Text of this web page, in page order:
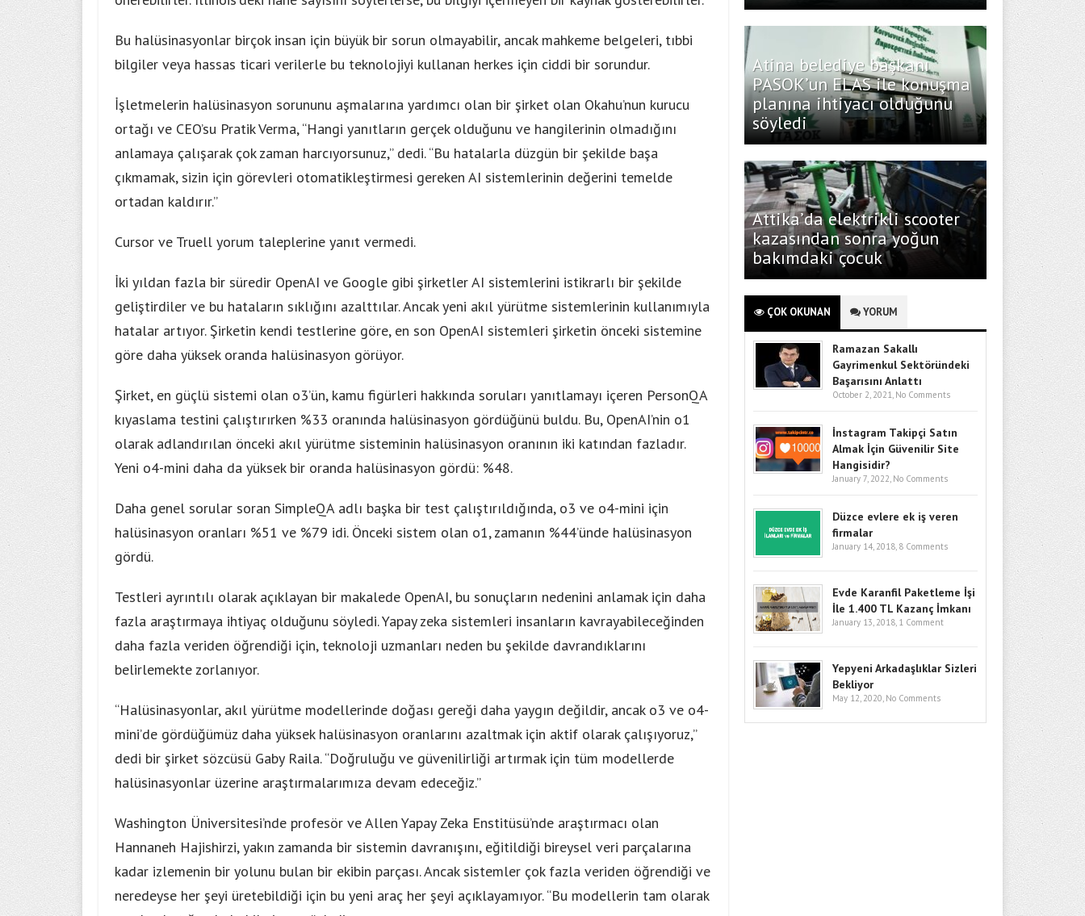
Bu halüsinasyonlar birçok insan için büyük bir sorun olmayabilir, ancak mahkeme belgeleri, tıbbi
bilgiler veya hassas ticari verilerle bu teknolojiyi kullanan herkes için ciddi bir sorundur.
İşletmelerin halüsinasyon sorununu aşmalarına yardımcı olan bir şirket olan Okahu’nun kurucu
ortağı ve CEO’su Pratik Verma, “Hangi yanıtların gerçek olduğunu ve hangilerinin olmadığını
anlamaya çalışarak çok zaman harcıyorsunuz,” dedi. “Bu hatalarla düzgün bir şekilde başa
çıkmamak, sizin için görevleri otomatikleştirmesi gereken AI sistemlerinin değerini temelde
ortadan kaldırır.”
Cursor ve Truell yorum taleplerine yanıt vermedi.
İki yıldan fazla bir süredir OpenAI ve Google gibi şirketler AI sistemlerini istikrarlı bir şekilde
geliştirdiler ve bu hataların sıklığını azalttılar. Ancak yeni akıl yürütme sistemlerinin kullanımıyla
hatalar artıyor. Şirketin kendi testlerine göre, en son OpenAI sistemleri şirketin önceki sistemine
göre daha yüksek oranda halüsinasyon görüyor.
Şirket, en güçlü sistemi olan o3’ün, kamu figürleri hakkında soruları yanıtlamayı içeren PersonQA
kıyaslama testini çalıştırırken %33 oranında halüsinasyon gördüğünü buldu. Bu, OpenAI’nin o1
olarak adlandırılan önceki akıl yürütme sisteminin halüsinasyon oranının iki katından fazladır.
Yeni o4-mini daha da yüksek bir oranda halüsinasyon gördü: %48.
Daha genel sorular soran SimpleQA adlı başka bir test çalıştırıldığında, o3 ve o4-mini için
halüsinasyon oranları %51 ve %79 idi. Önceki sistem olan o1, zamanın %44’ünde halüsinasyon
gördü.
Testleri ayrıntılı olarak açıklayan bir makalede OpenAI, bu sonuçların nedenini anlamak için daha
fazla araştırmaya ihtiyaç olduğunu söyledi. Yapay zeka sistemleri insanların kavrayabileceğinden
daha fazla veriden öğrendiği için, teknoloji uzmanları neden bu şekilde davrandıklarını
belirlemekte zorlanıyor.
“Halüsinasyonlar, akıl yürütme modellerinde doğası gereği daha yaygın değildir, ancak o3 ve o4-
mini’de gördüğümüz daha yüksek halüsinasyon oranlarını azaltmak için aktif olarak çalışıyoruz,”
dedi bir şirket sözcüsü Gaby Raila. “Doğruluğu ve güvenilirliği artırmak için tüm modellerde
halüsinasyonlar üzerine araştırmalarımıza devam edeceğiz.”
Washington Üniversitesi’nde profesör ve Allen Yapay Zeka Enstitüsü’nde araştırmacı olan
Hannaneh Hajishirzi, yakın zamanda bir sistemin davranışını, eğitildiği bireysel veri parçalarına
kadar izlemenin bir yolunu bulan bir ekibin parçası. Ancak sistemler çok fazla veriden öğrendiği ve
neredeyse her şeyi üretebildiği için bu yeni araç her şeyi açıklayamıyor. “Bu modellerin tam olarak
Atina belediye başkanı
PASOK’un ELAS ile konuşma
planına ihtiyacı olduğunu
söyledi
Attika’da elektrikli scooter
kazasından sonra yoğun
bakımdaki çocuk
ÇOK OKUNAN YORUM
Ramazan Sakallı
Gayrimenkul Sektöründeki
Başarısını Anlattı
October 2, 2021, No Comments
İnstagram Takipçi Satın
Almak İçin Güvenilir Site
Hangisidir?
January 7, 2022, No Comments
Düzce evlere ek iş veren
firmalar
January 14, 2018, 8 Comments
Evde Karanfil Paketleme İşi
İle 1.400 TL Kazanç İmkanı
January 13, 2018, 1 Comment
Yepyeni Arkadaşlıklar Sizleri
Bekliyor
May 12, 2020, No Comments